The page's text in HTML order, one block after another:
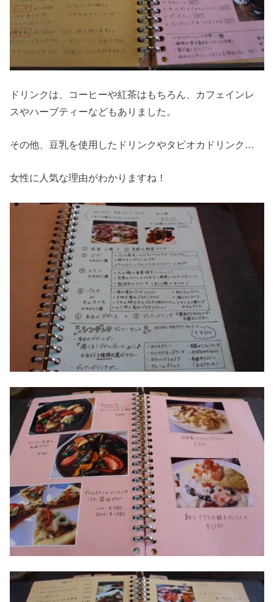
ドリンクは、コーヒーや紅茶はもちろん、カフェインレ
スやハーブティーなどもありました。
その他、豆乳を使用したドリンクやタピオカドリンク…
女性に人気な理由がわかりますね！